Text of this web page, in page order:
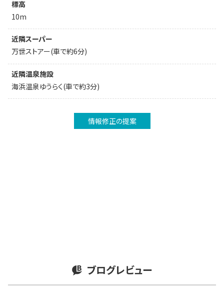
標高
10m
近隣スーパー
万世ストアー(車で約6分)
近隣温泉施設
海浜温泉ゆうらく(車で約3分)
情報修正の提案
ブログレビュー